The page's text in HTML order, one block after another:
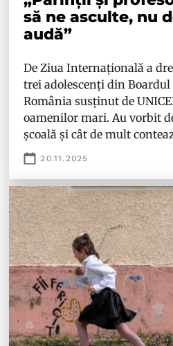
să ne asculte, nu
audă”
De Ziua Internațională a
trei adolescenți din
România susținut de
oamenilor mari. Au vorbit
școală și cât de mult
20.11.2025